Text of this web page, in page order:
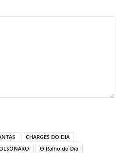
CHARGES DO DIA
O Ralho do Dia